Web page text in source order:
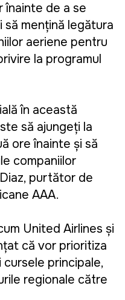
înainte de a se
mențină legătura
aeriene pentru
la programul
în această
să ajungeți la
ore înainte și să
companiilor
purtător de
AAA.
United Airlines și
că vor prioritiza
principale,
regionale către